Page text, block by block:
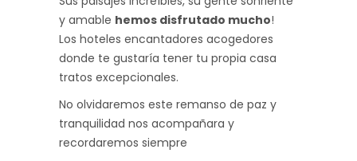
y amable hemos disfrutado mucho!
Los hoteles encantadores acogedores
donde te gustaría tener tu propia casa
tratos excepcionales.
No olvidaremos este remanso de paz y
tranquilidad nos acompañara y
recordaremos siempre